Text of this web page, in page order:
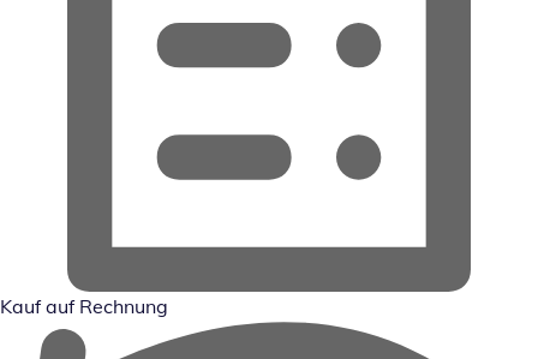
Kauf auf Rechnung